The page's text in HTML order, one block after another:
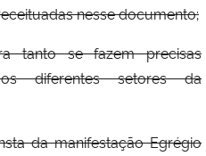
nesse documento;
tanto se fazem precisas
diferentes setores da
da manifestação Egrégio